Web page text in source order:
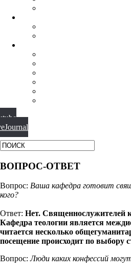
ВОПРОС-ОТВЕТ
Вопрос: Ваша кафедра готовит
кого?
Ответ: Нет. Священнослужителей
Кафедра теологии является
читается несколько
посещение происходит по выбору
Вопрос:Люди каких конфессий